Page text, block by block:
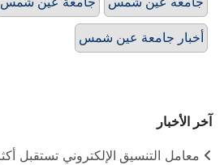
أخبار جامعة عين شمس
آخر الأخبار